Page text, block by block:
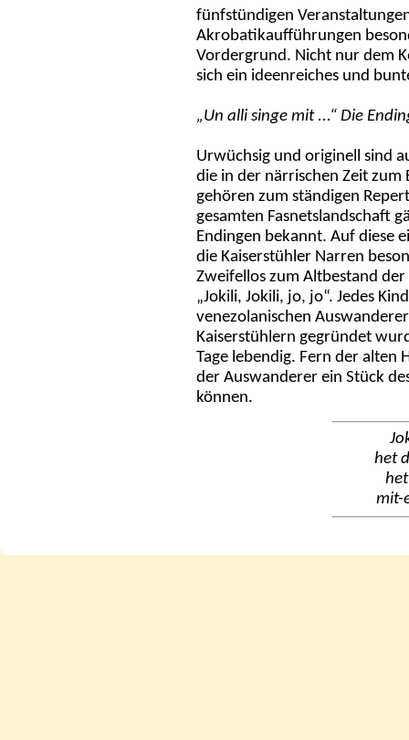
fünfstündigen
Akrobatikaufführungen
Vordergrund. Nicht nur dem
sich ein ideenreiches und
„Un alli singe mit ...“ Die
Urwüchsig und originell sind
die in der närrischen Zeit zum
gehören zum ständigen
gesamten Fasnetslandschaft
Endingen bekannt. Auf diese
die Kaiserstühler Narren
Zweifellos zum Altbestand
„Jokili, Jokili, jo, jo“. Jedes
venezolanischen
Kaiserstühlern gegründet
Tage lebendig. Fern der alten
der Auswanderer ein Stück
können.
het
mit-